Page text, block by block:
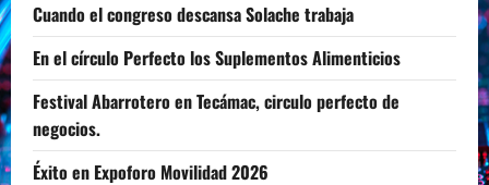
Cuando el congreso descansa Solache trabaja
En el círculo Perfecto los Suplementos Alimenticios
Festival Abarrotero en Tecámac, circulo perfecto de
negocios.
Éxito en Expoforo Movilidad 2026